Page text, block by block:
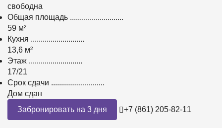
свободна
Общая площадь ...........................
59 м²
Кухня ...........................
13,6 м²
Этаж ...........................
17/21
Срок сдачи ...........................
Дом сдан
Забронировать на 3 дня
+7 (861) 205-82-11